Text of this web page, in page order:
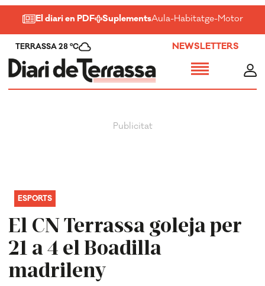
El diari en PDF SuplementsAula-Habitatge-Motor-
TERRASSA 28 ºC NEWSLETTERS
El CN Terrassa goleja per
21 a 4 el Boadilla
madrileny
ESPORTS